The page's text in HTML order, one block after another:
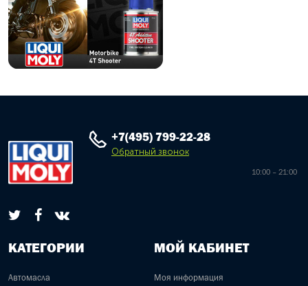
+7(495) 799-22-28
Обратный звонок
10:00 – 21:00
КАТЕГОРИИ
Автомасла
МОЙ КАБИНЕТ
Моя информация